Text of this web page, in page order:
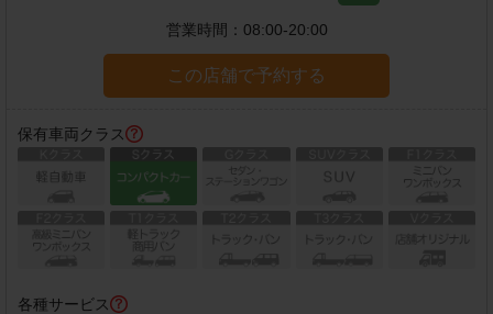
営業時間： 08:00-20:00
この店舗で予約する
保有車両クラス
各種サービス